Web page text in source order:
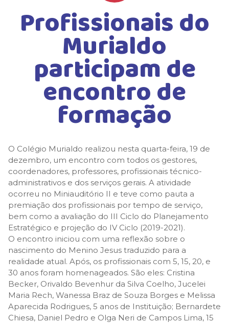
CALENDÁRIO ESCOLAR 2026
GUIA DA FAMÍLIA
BOLETOS BANCÁRIOS
Profissionais do
Murialdo
participam de
encontro de
formação
O Colégio Murialdo realizou nesta quarta-feira, 19 de
dezembro, um encontro com todos os gestores,
coordenadores, professores, profissionais técnico-
administrativos e dos serviços gerais. A atividade
ocorreu no Miniauditório II e teve como pauta a
premiação dos profissionais por tempo de serviço,
bem como a avaliação do III Ciclo do Planejamento
Estratégico e projeção do IV Ciclo (2019-2021).
O encontro iniciou com uma reflexão sobre o
nascimento do Menino Jesus traduzido para a
realidade atual. Após, os profissionais com 5, 15, 20, e
30 anos foram homenageados. São eles: Cristina
Becker, Orivaldo Bevenhur da Silva Coelho, Jucelei
Maria Rech, Wanessa Braz de Souza Borges e Melissa
Aparecida Rodrigues, 5 anos de Instituição; Bernardete
Chiesa, Daniel Pedro e Olga Neri de Campos Lima, 15